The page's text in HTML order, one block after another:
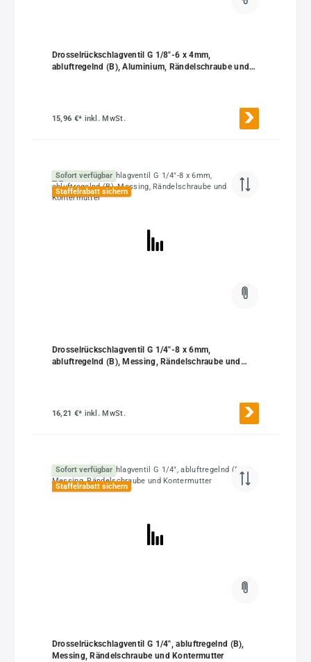
Drosselrückschlagventil G 1/8"-6 x 4mm,
abluftregelnd (B), Aluminium, Rändelschraube und
15,96 €* inkl. MwSt.
Sofort verfügbar
Staffelrabatt sichern
Drosselrückschlagventil G 1/4"-8 x 6mm,
abluftregelnd (B), Messing, Rändelschraube und
16,21 €* inkl. MwSt.
Sofort verfügbar
Staffelrabatt sichern
Drosselrückschlagventil G 1/4", abluftregelnd (B),
Messing, Rändelschraube und Kontermutter